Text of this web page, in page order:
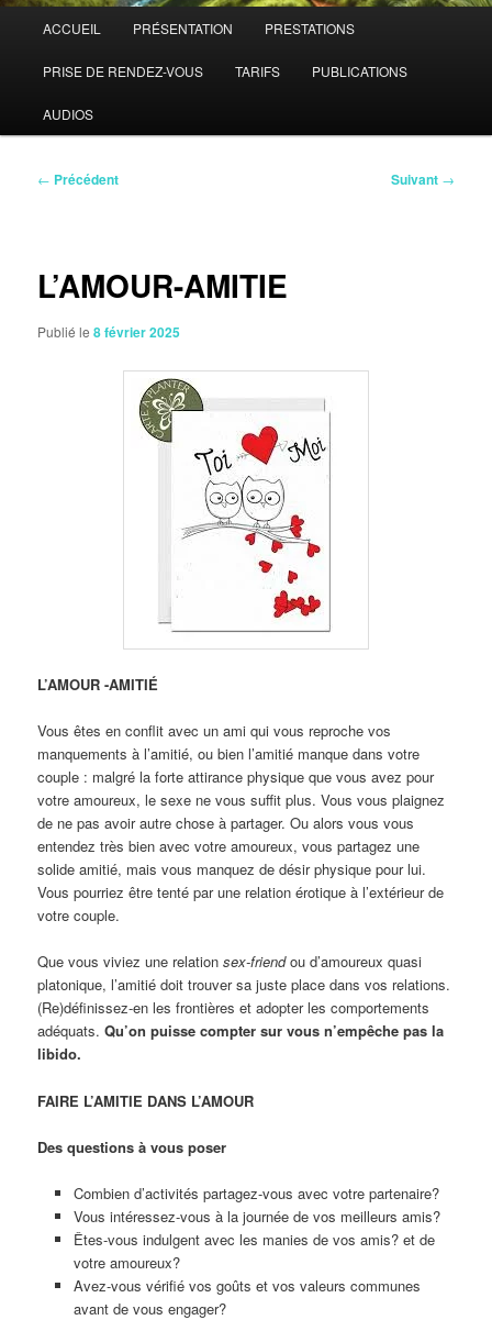
principal
ACCUEIL PRÉSENTATION PRESTATIONS
PRISE DE RENDEZ-VOUS TARIFS PUBLICATIONS
AUDIOS
Navigation
← Précédent Suivant →
L’AMOUR-AMITIE
Publié le8 février 2025
L’AMOUR -AMITIÉ
Vous êtes en conflit avec un ami qui vous reproche vos
manquements à l’amitié, ou bien l’amitié manque dans votre
couple : malgré la forte attirance physique que vous avez pour
votre amoureux, le sexe ne vous suffit plus. Vous vous plaignez
de ne pas avoir autre chose à partager. Ou alors vous vous
entendez très bien avec votre amoureux, vous partagez une
solide amitié, mais vous manquez de désir physique pour lui.
Vous pourriez être tenté par une relation érotique à l’extérieur de
votre couple.
Que vous viviez une relationsex-friendou d’amoureux quasi
platonique, l’amitié doit trouver sa juste place dans vos relations.
(Re)définissez-en les frontières et adopter les comportements
adéquats.Qu’on puisse compter sur vous n’empêche pas la
libido.
FAIRE L’AMITIE DANS L’AMOUR
Des questions à vous poser
Combien d’activités partagez-vous avec votre partenaire?
Vous intéressez-vous à la journée de vos meilleurs amis?
Êtes-vous indulgent avec les manies de vos amis? et de
votre amoureux?
Avez-vous vérifié vos goûts et vos valeurs communes
avant de vous engager?